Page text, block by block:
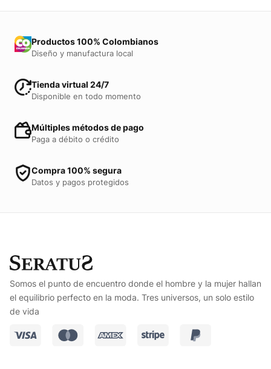
Productos 100% Colombianos
Diseño y manufactura local
Tienda virtual 24/7
Disponible en todo momento
Múltiples métodos de pago
Paga a débito o crédito
Compra 100% segura
Datos y pagos protegidos
Somos el punto de encuentro donde el hombre y la mujer hallan
el equilibrio perfecto en la moda. Tres universos, un solo estilo
de vida